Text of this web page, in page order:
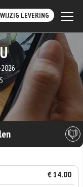
WIJZIG LEVERING
€ 14.00